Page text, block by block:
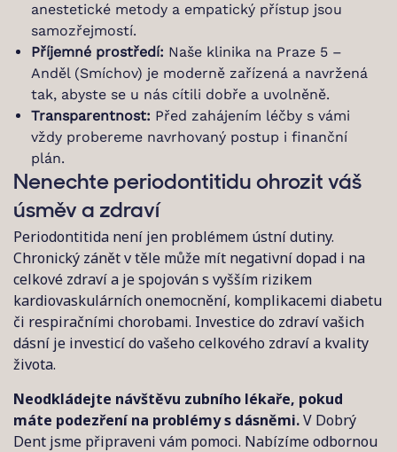
anestetické metody a empatický přístup jsou
samozřejmostí.
Příjemné prostředí: Naše klinika na Praze 5 –
Anděl (Smíchov) je moderně zařízená a navržená
tak, abyste se u nás cítili dobře a uvolněně.
Transparentnost: Před zahájením léčby s vámi
vždy probereme navrhovaný postup i finanční
plán.
Nenechte periodontitidu ohrozit váš
úsměv a zdraví
Periodontitida není jen problémem ústní dutiny.
Chronický zánět v těle může mít negativní dopad i na
celkové zdraví a je spojován s vyšším rizikem
kardiovaskulárních onemocnění, komplikacemi diabetu
či respiračními chorobami. Investice do zdraví vašich
dásní je investicí do vašeho celkového zdraví a kvality
života.
Neodkládejte návštěvu zubního lékaře, pokud
máte podezření na problémy s dásněmi.V Dobrý
Dent jsme připraveni vám pomoci. Nabízíme odbornou